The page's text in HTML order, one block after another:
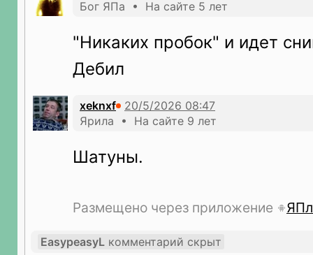
Бог ЯПа • На сайте 5 лет
"Никаких пробок" и идет
Дебил
xeknxf
Ярила • На сайте 9 лет
Шатуны.
Размещено через приложение
EasypeasyL комментарий скрыт